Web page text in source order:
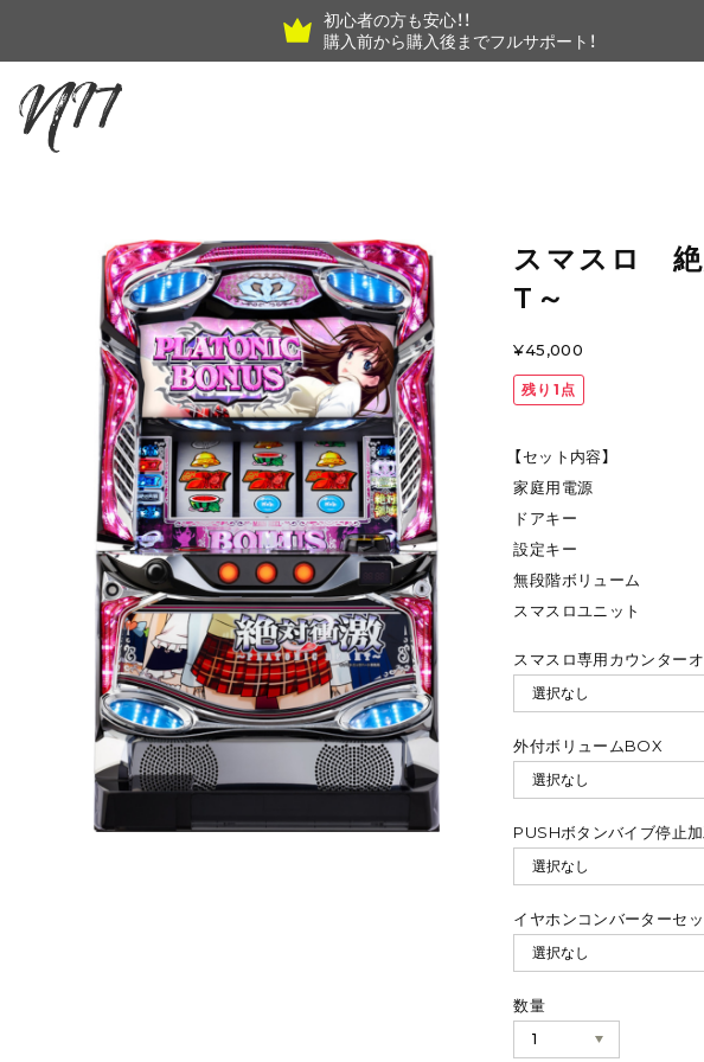
初心者の方も安心！！
購入前から購入後までフルサポート！
スマスロ 絶
T～
¥45,000
残り1点
【セット内容】
家庭用電源
ドアキー
設定キー
無段階ボリューム
スマスロユニット
スマスロ専用カウンター
外付ボリュームBOX
PUSHボタンバイブ停止
イヤホンコンバーターセッ
数量